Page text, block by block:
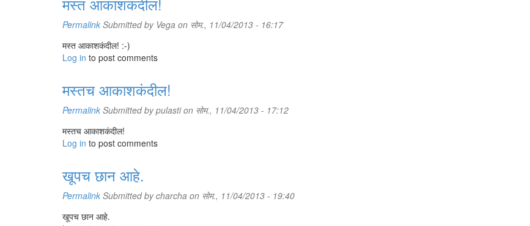
Permalink Submitted by Vega on सोम., 11/04/2013 - 16:17
मस्त आकाशकंदील! :-)
Log in to post comments
मस्तच आकाशकंदील!
Permalink Submitted bypulastion सोम., 11/04/2013 - 17:12
मस्तच आकाशकंदील!
Log in to post comments
खूपच छान आहे.
Permalink Submitted bycharcha on सोम., 11/04/2013 - 19:40
खूपच छान आहे.